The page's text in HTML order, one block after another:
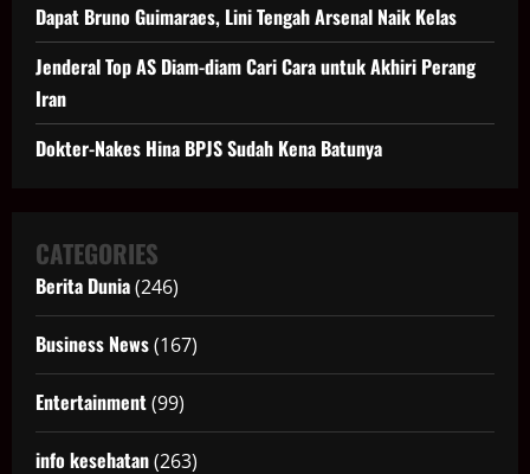
Dapat Bruno Guimaraes, Lini Tengah Arsenal Naik Kelas
Jenderal Top AS Diam-diam Cari Cara untuk Akhiri Perang
Iran
Dokter-Nakes Hina BPJS Sudah Kena Batunya
CATEGORIES
Berita Dunia(246)
Business News(167)
Entertainment(99)
info kesehatan(263)